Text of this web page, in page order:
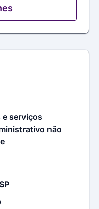
e serviços
não